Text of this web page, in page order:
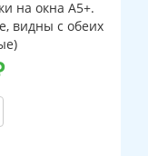
на окна А5+.
видны с обеих